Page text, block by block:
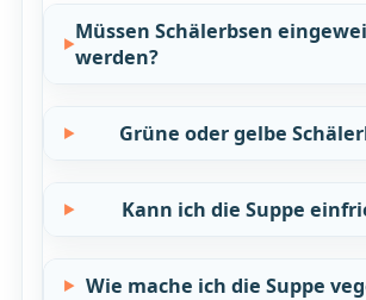
Müssen Schälerbsen
werden?
Grüne oder gelbe
Kann ich die Suppe
Wie mache ich die Suppe